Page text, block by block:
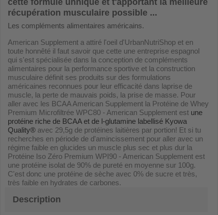
cette formule uhnique et t'apportant la meilleure
récupération musculaire possible ...
Les compléments alimentaires américains.
American Supplement a attiré l'oeil d'UrbanNutriShop et en
toute honnêté il faut savoir que cette une entreprise espagnol
qui s'est spécialisée dans la conception de compléments
alimentaires pour la performance sportive et la construction
musculaire définit ses produits sur des formulations
américaines reconnues pour leur efficacité dans laprise de
muscle, la perte de mauvais poids, la prise de masse. Pour
aller avec les BCAA American Supplement la Protéine de Whey
Premium Microfiltrée WPC80 - American Supplement est une
protéine riche de BCAA et de l-glutamine labellisé Kyowa
Quality® avec 29,5g de protéines laitières par portion! Et si tu
recherches en période de d'amincissement pour aller avec un
régime faible en glucides un muscle plus sec et plus dur la
Protéine Iso Zéro Premium WPI90 - American Supplement est
une protéine isolat de 90% de pureté en moyenne sur 100g.
C'est donc une protéine de sèche avec 0% de sucre et très,
très faible en hydrates de carbones.
Description